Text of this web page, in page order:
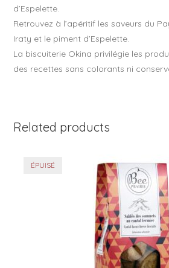
d’Espelette.
Retrouvez à l’apéritif les saveurs du
Iraty et le piment d’Espelette.
La biscuiterie Okina privilégie les
des recettes sans colorants ni
Related products
ÉPUISÉ